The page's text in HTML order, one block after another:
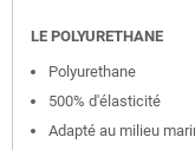
LE POLYURETHANE
Polyurethane
500% d'élasticité
Adapté au milieu